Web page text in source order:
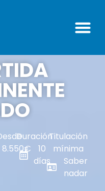
8.550€
Duración
10
días
Titulación
mínima
Saber
nadar